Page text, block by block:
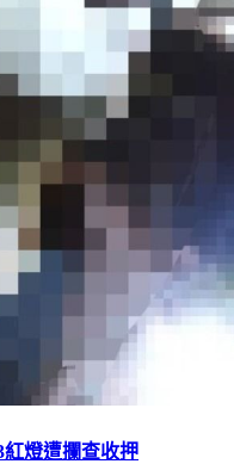
燈遭攔查收押